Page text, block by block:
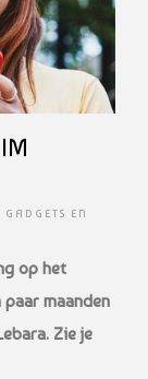
GADGETS EN
op het
maanden
Zie je